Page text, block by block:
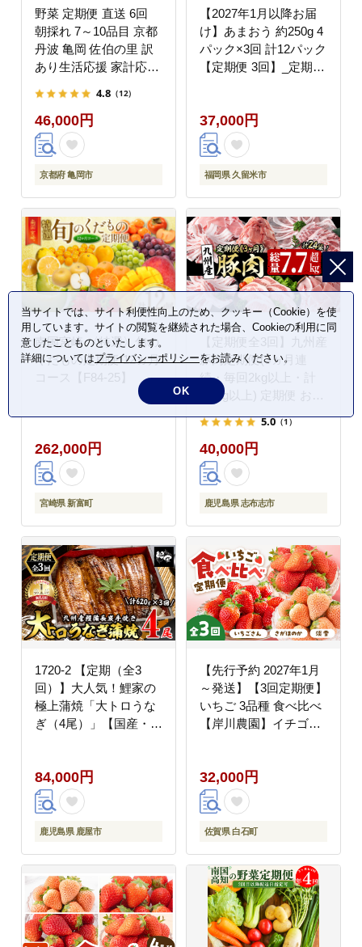
野菜 定期便 直送 6回
朝採れ 7～10品目 京都
丹波 亀岡 佐伯の里 訳
あり生活応援 家計応援
への配送不可
4.8 （12）
46,000円
京都府 亀岡市
【2027年1月以降お届
け】あまおう 約250g 4
パック×3回 計12パック
【定期便 3回】_定期便
回 計 12パック 福岡県
産 甘い 濃厚 ブランド
苺 果物 フルーツ スト
ロべリー スイーツ パフ
ケーキ スムージー ジャ
ム 国産 福岡県 久留米
市 お取り寄せ 送料無料
_Fi301
37,000円
福岡県 久留米市
南国宮崎 〈特選〉旬の
くだもの定期便 12ヵ月
コース【F84-25】
262,000円
宮崎県 新富町
【定期便全3回】九州産
豚肉定期便(3ヵ月連
続・毎回2kg以上・計
7.7kg以上) 定期便 お楽
肉 豚バラ ロース 冷凍
小分け すき焼き しゃぶ
しゃぶ 豚しゃぶ ランキ
ング 人気 とんかつ ト
ンカツ t0040-013
5.0 （1）
40,000円
鹿児島県 志布志市
1720-2 【定期（全3
回）】大人気！鯉家の
極上蒲焼「大トロうな
ぎ（4尾）」【国産・手
84,000円
鹿児島県 鹿屋市
【先行予約 2027年1月
～発送】【3回定期便】
いちご 3品種 食べ比べ
【岸川農園】イチゴ
32,000円
佐賀県 白石町
当サイトでは、サイト利便性向上のため、クッキー（Cookie）を使
用しています。サイトの閲覧を継続された場合、Cookieの利用に同
意したことものといたします。
詳細についてはプライバシーポリシーをお読みください。
OK